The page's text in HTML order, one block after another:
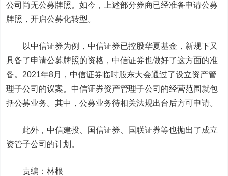
公司尚无公募牌照。如今，上述部分券商已经准备申请公募
牌照，开启公募化转型。
以中信证券为例，中信证券已控股华夏基金，新规下又
具备了申请公募牌照的资格，中信证券也做好了这方面的准
备。2021年8月，中信证券临时股东大会通过了设立资产管
理子公司的议案。中信证券资产管理子公司的经营范围就包
括公募业务。其中，公募业务待相关法规出台后方可申请。
此外，中信建投、 国信证券 国联证券等也抛出了成立
资管子公司的计划。
责编：林根